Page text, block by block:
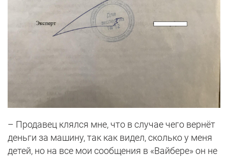
– Продавец клялся мне, что в случае чего вернёт
деньги за машину, так как видел, сколько у меня
детей, но на все мои сообщения в «Вайбере» он не